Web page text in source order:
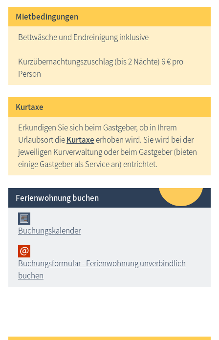
Mietbedingungen
Bettwäsche und Endreinigung inklusive
Kurzübernachtungszuschlag (bis 2 Nächte) 6 € pro
Person
Kurtaxe
Erkundigen Sie sich beim Gastgeber, ob in Ihrem
Urlaubsort dieKurtaxeerhoben wird. Sie wird bei der
jeweiligen Kurverwaltung oder beim Gastgeber (bieten
einige Gastgeber als Service an) entrichtet.
Ferienwohnung buchen
Buchungskalender
Buchungsformular - Ferienwohnung unverbindlich
buchen